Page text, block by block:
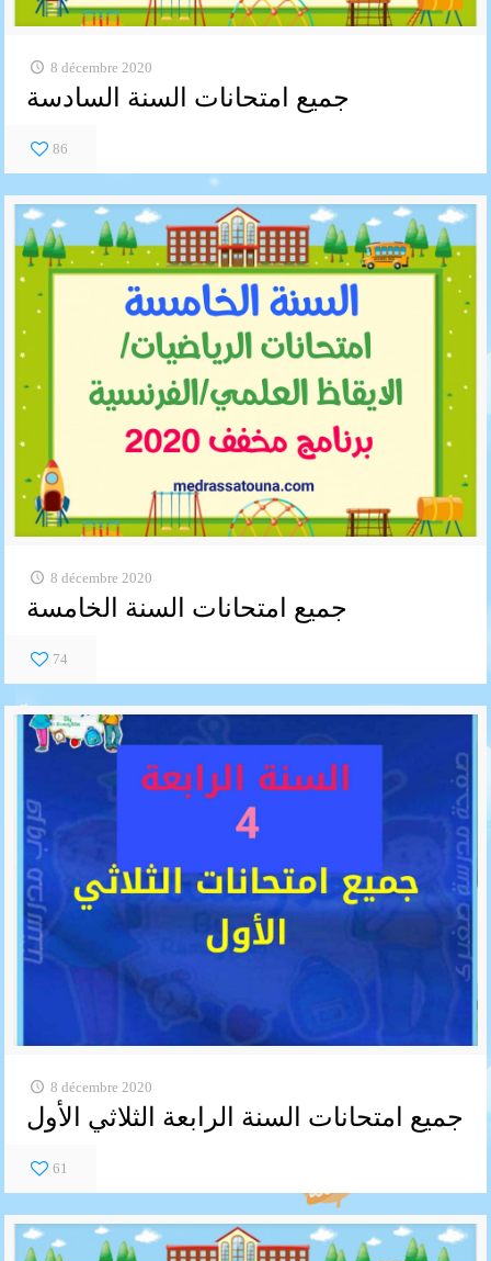
8 décembre 2020
جميع امتحانات السنة السادسة
86
8 décembre 2020
جميع امتحانات السنة الخامسة
74
8 décembre 2020
جميع امتحانات السنة الرابعة الثلاثي الأول
61